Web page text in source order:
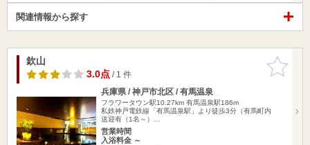
関連情報から探す
お気に入
りに追加
欽山
3.0点/ 1 件
兵庫県 / 神戸市北区 / 有馬温泉
フラワータウン駅10.27km 有馬温泉駅186m
私鉄神戸電鉄線「有馬温泉駅」より徒歩3分（有馬町内
送迎有（1名～）…
営業時間
入浴料金 ～